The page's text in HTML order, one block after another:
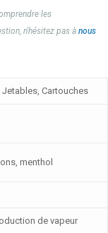
les
n'hésitez pas à nous
Jetables, Cartouches
menthol
de vapeur